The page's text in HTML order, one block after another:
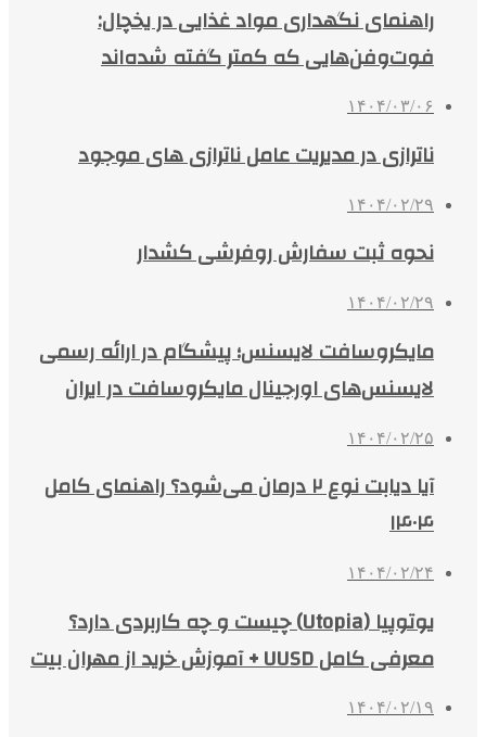
راهنمای نگهداری مواد غذایی در یخچال:
فوت‌وفن‌هایی که کمتر گفته شده‌اند
۱۴۰۴/۰۳/۰۶
ناترازی در مدیریت عامل ناترازی های موجود
۱۴۰۴/۰۲/۲۹
نحوه ثبت سفارش روفرشی کشدار
۱۴۰۴/۰۲/۲۹
مایکروسافت لایسنس؛ پیشگام در ارائه رسمی
لایسنس‌های اورجینال مایکروسافت در ایران
۱۴۰۴/۰۲/۲۵
آیا دیابت نوع ۲ درمان می‌شود؟ راهنمای کامل
۱۴۰۴
۱۴۰۴/۰۲/۲۴
یوتوپیا (Utopia) چیست و چه کاربردی دارد؟
معرفی کامل UUSD + آموزش خرید از مهران بیت
۱۴۰۴/۰۲/۱۹